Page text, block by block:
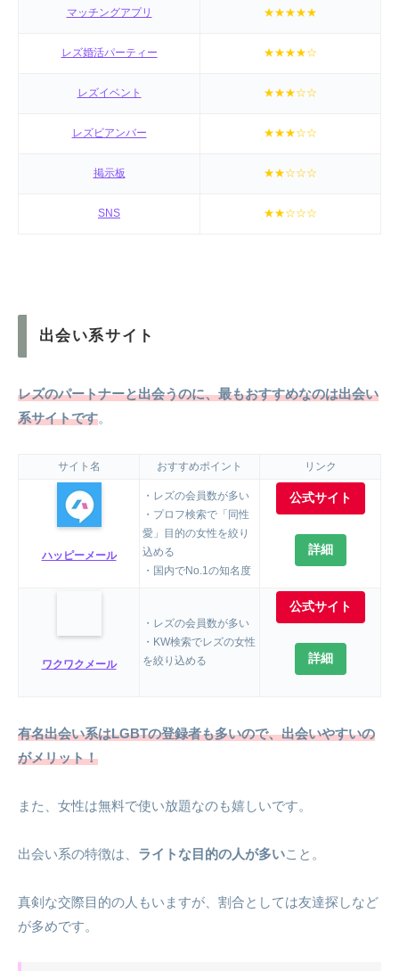
マッチングアプリ ★★★★★
レズ婚活パーティー ★★★★☆
レズイベント ★★★☆☆
レズビアンバー ★★★☆☆
掲示板 ★★☆☆☆
SNS ★★☆☆☆
出会い系サイト
レズのパートナーと出会うのに、最もおすすめなのは出会い
系サイトです。
サイト名 おすすめポイント リンク
ハッピーメール
・レズの会員数が多い
・プロフ検索で「同性
愛」目的の女性を絞り
込める
・国内でNo.1の知名度
公式サイト
詳細
ワクワクメール
・レズの会員数が多い
・KW検索でレズの女性
を絞り込める
公式サイト
詳細
有名出会い系はLGBTの登録者も多いので、出会いやすいの
がメリット！
また、女性は無料で使い放題なのも嬉しいです。
出会い系の特徴は、 ライトな目的の人が多いこと。
真剣な交際目的の人もいますが、割合としては友達探しなど
が多めです。